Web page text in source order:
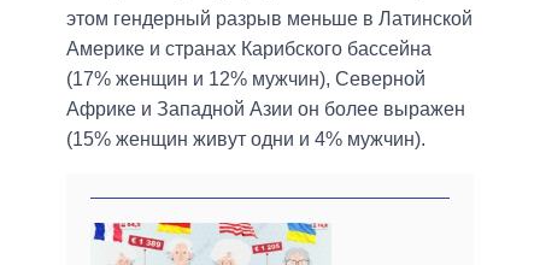
этом гендерный разрыв меньше в Латинской
Америке и странах Карибского бассейна
(17% женщин и 12% мужчин), Северной
Африке и Западной Азии он более выражен
(15% женщин живут одни и 4% мужчин).